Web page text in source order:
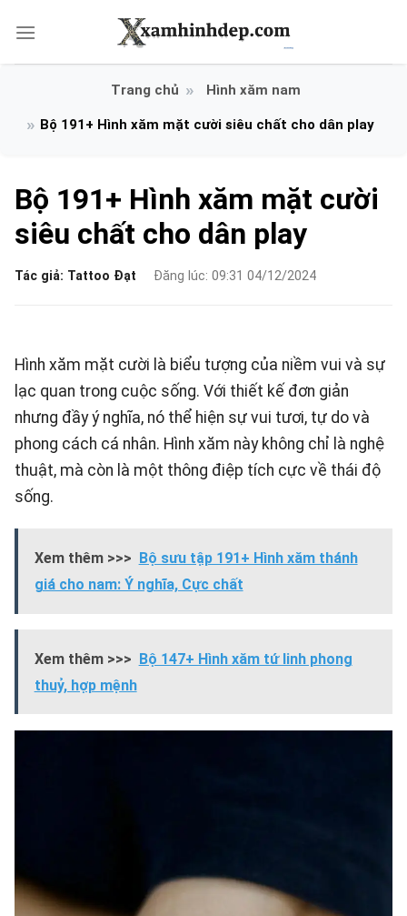
qua
Hình xăm nam
Bộ 191+ Hình xăm mặt cười siêu chất cho dân play
Bộ 191+ Hình xăm mặt cười
siêu chất cho dân play
Tác giả: Tattoo Đạt Đăng lúc: 09:31 04/12/2024
Hình xăm mặt cười là biểu tượng của niềm vui và sự
lạc quan trong cuộc sống. Với thiết kế đơn giản
nhưng đầy ý nghĩa, nó thể hiện sự vui tươi, tự do và
phong cách cá nhân. Hình xăm này không chỉ là nghệ
thuật, mà còn là một thông điệp tích cực về thái độ
sống.
Xem thêm >>> Bộ sưu tập 191+ Hình xăm thánh
giá cho nam: Ý nghĩa, Cực chất
Xem thêm >>> Bộ 147+ Hình xăm tứ linh phong
thuỷ, hợp mệnh